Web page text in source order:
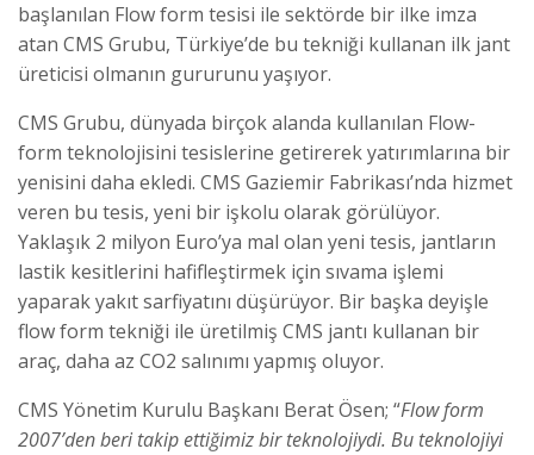
başlanılan Flow form tesisi ile sektörde bir ilke imza
atan CMS Grubu, Türkiye’de bu tekniği kullanan ilk jant
üreticisi olmanın gururunu yaşıyor.
CMS Grubu, dünyada birçok alanda kullanılan Flow-
form teknolojisini tesislerine getirerek yatırımlarına bir
yenisini daha ekledi. CMS Gaziemir Fabrikası’nda hizmet
veren bu tesis, yeni bir işkolu olarak görülüyor.
Yaklaşık 2 milyon Euro’ya mal olan yeni tesis, jantların
lastik kesitlerini hafifleştirmek için sıvama işlemi
yaparak yakıt sarfiyatını düşürüyor. Bir başka deyişle
flow form tekniği ile üretilmiş CMS jantı kullanan bir
araç, daha az CO2 salınımı yapmış oluyor.
CMS Yönetim Kurulu Başkanı Berat Ösen; “Flow form
2007’den beri takip ettiğimiz bir teknolojiydi. Bu teknolojiyi